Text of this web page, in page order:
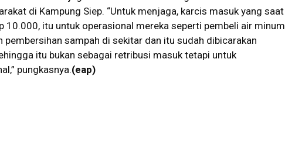
di Kampung Siep. “Untuk menjaga, karcis masuk yang saat
10.000, itu untuk operasional mereka seperti pembeli air minum
pembersihan sampah di sekitar dan itu sudah dibicarakan
itu bukan sebagai retribusi masuk tetapi untuk
pungkasnya.(eap)